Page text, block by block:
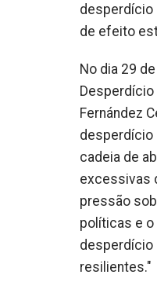
desperdício
de efeito
No dia 29
Desperdício
Fernández
desperdício
cadeia de
excessivas
pressão
políticas e o
desperdício
resilientes."